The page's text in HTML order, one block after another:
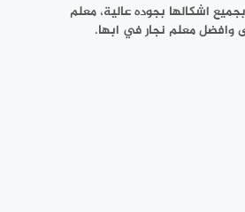
اشكالها بجوده عالية، معلم
وافضل معلم نجار في ابها.